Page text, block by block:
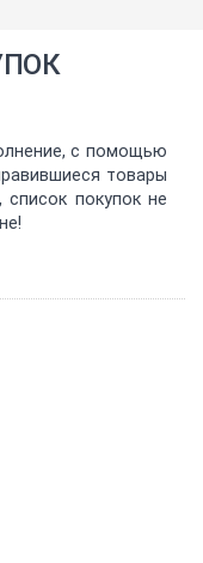
с помощью
товары
покупок не